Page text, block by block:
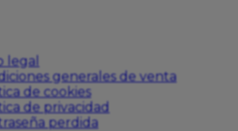
legal
generales de venta
de cookies
de privacidad
perdida